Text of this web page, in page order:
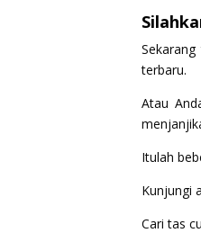
terbaru.
Atau
Itulah
Kunjungi
Cari tas